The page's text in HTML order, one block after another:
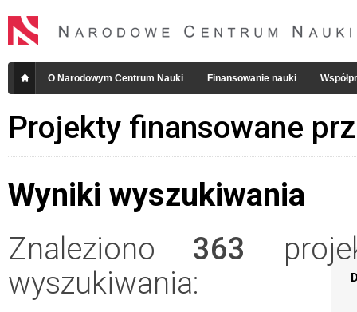
O Narodowym Centrum Nauki Finansowanie nauki
Projekty finansowane
Wyniki wyszukiwania
Znaleziono 363
wyszukiwania: